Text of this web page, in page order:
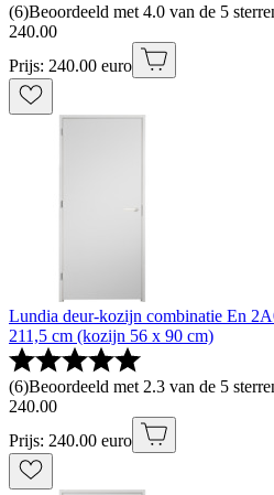
(6)Beoordeeld met 4.0 van de 5
240.00
Prijs: 240.00 euro
Lundia deur-kozijn combinatie En
211,5 cm (kozijn 56 x 90 cm)
(6)Beoordeeld met 2.3 van de 5
240.00
Prijs: 240.00 euro